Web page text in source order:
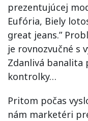
prezentujúcej
Eufória, Biely
great jeans.”
je rovnozvučné s
Zdanlivá
kontrolky…
Pritom počas
nám marketéri